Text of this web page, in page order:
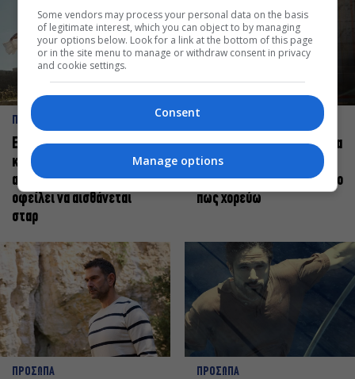
ΠΡΟΣΩΠΑ
Ελεάνα Ανδρεούδη: Κάθε
καλλιτέχνης όταν
ανεβαίνει στη σκηνή
οφείλει να αισθάνεται
σταρ
ΠΡΟΣΩΠΑ
Βαγγέλης Μπίκος: Έμαθα να
δίνω αξία στο ποιος είμαι
πάνω στη σκηνή και όχι στο
πως χορεύω
ΠΡΟΣΩΠΑ ΠΡΟΣΩΠΑ
Some vendors may process your personal data on the basis
of legitimate interest, which you can object to by managing
your options below. Look for a link at the bottom of this page
or in the site menu to manage or withdraw consent in privacy
and cookie settings.
Consent
Manage options